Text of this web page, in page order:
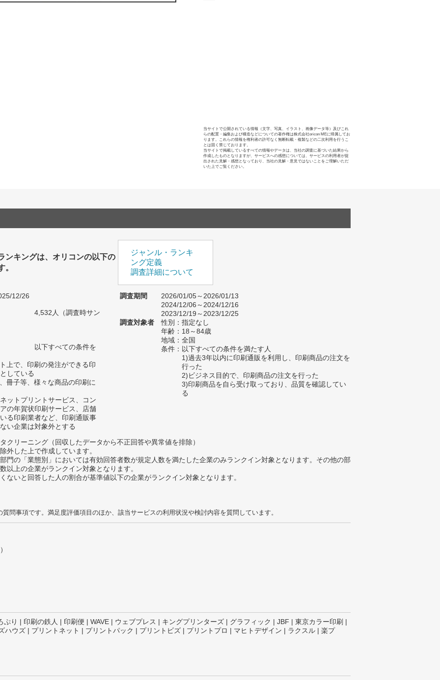
当サイトで公開されている情報（文字、写真、イラスト、画像データ等）及びこれ
らの配置・編集および構造などについての著作権は株式会社oricon MEに帰属してお
ります。これらの情報を権利者の許可なく無断転載・複製などの二次利用を行うこ
とは固く禁じております。
当サイトで掲載しているすべての情報やデータは、当社の調査に基づいた結果から
作成したものとなりますが、サービスへの感想については、サービスの利用者が提
出された見解・感想となっており、当社の見解・意見ではないことをご理解いただ
いた上でご覧ください。
ンキングは、オリコンの以下の
ジャンル・ランキ
ング定義
調査詳細について
12/26
4,532人（調査時サン
以下すべての条件を
上で、印刷の発注ができる印
している
冊子等、様々な商品の印刷に
ットプリントサービス、コン
の年賀状印刷サービス、店舗
る印刷業者など、印刷通販事
い企業は対象外とする
調査期間
2026/01/05～2026/01/13
2024/12/06～2024/12/16
2023/12/19～2023/12/25
調査対象者
性別：指定なし
年齢：18～84歳
地域：全国
条件：以下すべての条件を満たす人
1)過去3年以内に印刷通販を利用し、印刷商品の注文を
行った
2)ビジネス目的で、印刷商品の注文を行った
3)印刷商品を自ら受け取っており、品質を確認してい
る
リーニング（回収したデータから不正回答や異常値を排除）
した上で作成しています。
門の「業態別」においては有効回答者数が規定人数を満たした企業のみランクイン対象となります。その他の部
以上の企業がランクイン対象となります。
いと回答した人の割合が基準値以下の企業がランクイン対象となります。
問事項です。満足度評価項目のほか、該当サービスの利用状況や検討内容を質問しています。
り | 印刷の鉄人 | 印刷便 | WAVE | ウェブプレス | キングプリンターズ | グラフィック | JBF | 東京カラー印刷 |
ハウズ | プリントネット | プリントパック | プリントビズ | プリントプロ | マヒトデザイン | ラクスル | 楽プ